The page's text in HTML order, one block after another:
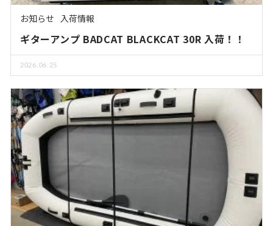
お知らせ 入荷情報
ギターアンプ BADCAT BLACKCAT 30R 入荷！！
2026.06.25